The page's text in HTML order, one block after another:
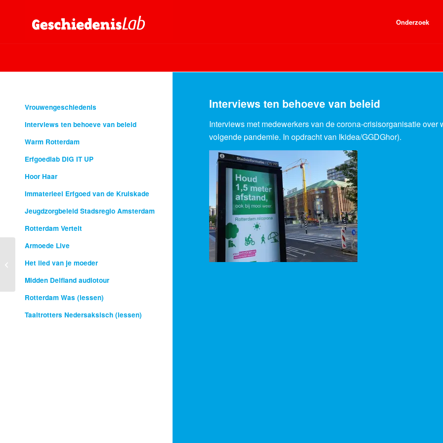
Onderzoek
Interviews ten behoeve van beleid
Interviews met medewerkers van de corona-crisisorganisatie
volgende pandemie. In opdracht van Ikidea/GGDGhor).
Vrouwengeschiedenis
Interviews ten behoeve van beleid
Warm Rotterdam
Erfgoedlab DIG IT UP
Hoor Haar
Immaterieel Erfgoed van de Kruiskade
Jeugdzorgbeleid Stadsregio Amsterdam
Rotterdam Vertelt
Armoede Live
Het lied van je moeder
Midden Delfland audiotour
Rotterdam Was (lessen)
Taaltrotters Nedersaksisch (lessen)
Warm Rotterdam